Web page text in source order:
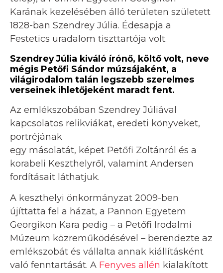
Karának kezelésében álló területen született
1828-ban Szendrey Júlia. Édesapja a
Festetics uradalom tiszttartója volt.
Szendrey Júlia kiváló írónő, költő volt, neve
mégis Petőfi Sándor múzsájaként, a
világirodalom talán legszebb szerelmes
verseinek ihletőjeként maradt fent.
Az emlékszobában Szendrey Júliával
kapcsolatos relikviákat, eredeti könyveket,
portréjának
egy másolatát, képet Petőfi Zoltánról és a
korabeli Keszthelyről, valamint Andersen
fordításait láthatjuk.
A keszthelyi önkormányzat 2009-ben
újíttatta fel a házat, a Pannon Egyetem
Georgikon Kara pedig – a Petőfi Irodalmi
Múzeum közreműködésével – berendezte az
emlékszobát és vállalta annak kiállításként
való fenntartását. A Fenyves allén kialakított